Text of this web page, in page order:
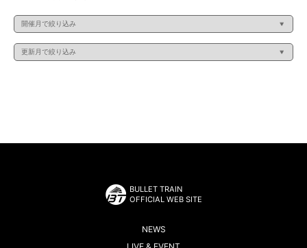
BULLET TRAIN
OFFICIAL WEB SITE
NEWS